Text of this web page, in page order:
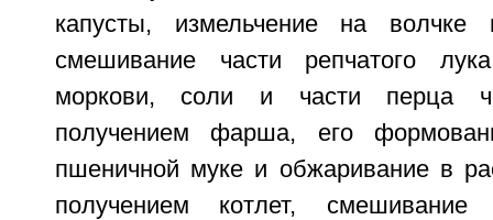
капусты, измельчение на волчке
смешивание части репчатого
моркови, соли и части перца
получением фарша, его
пшеничной муке и обжаривание в
получением котлет, смешивание